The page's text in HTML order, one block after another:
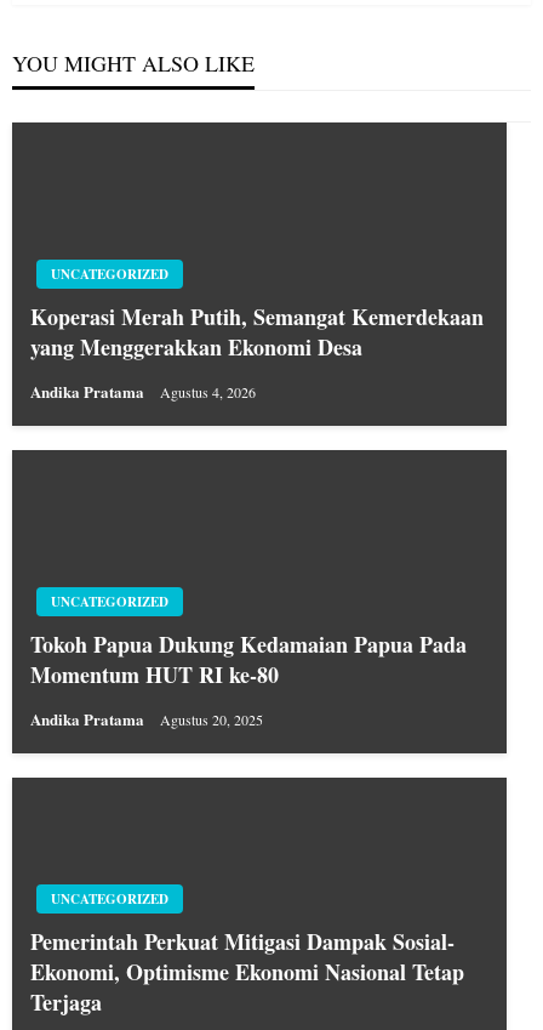
YOU MIGHT ALSO LIKE
UNCATEGORIZED
Koperasi Merah Putih, Semangat Kemerdekaan
yang Menggerakkan Ekonomi Desa
Andika Pratama Agustus 4, 2026
UNCATEGORIZED
Tokoh Papua Dukung Kedamaian Papua Pada
Momentum HUT RI ke-80
Andika Pratama Agustus 20, 2025
UNCATEGORIZED
Pemerintah Perkuat Mitigasi Dampak Sosial-
Ekonomi, Optimisme Ekonomi Nasional Tetap
Terjaga